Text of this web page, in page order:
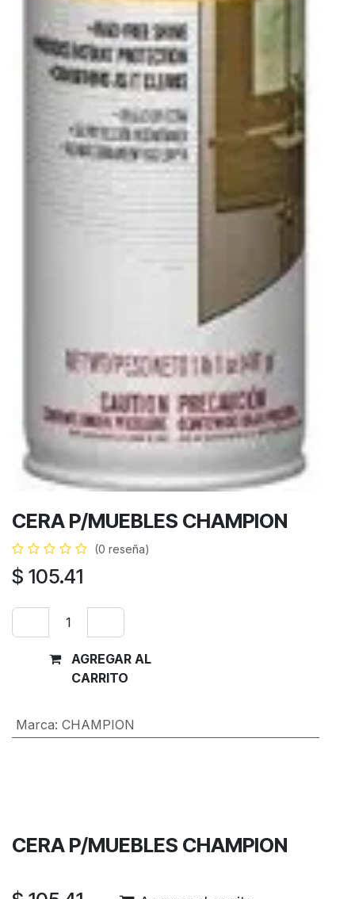
CERA P/MUEBLES CHAMPION
(0 reseña)
$ 105.41
AGREGAR AL
CARRITO
Marca: CHAMPION
CERA P/MUEBLES CHAMPION